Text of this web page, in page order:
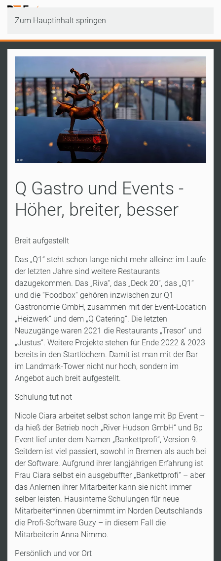
Zum Hauptinhalt springen
Q Gastro und Events -
Höher, breiter, besser
Breit aufgestellt
Das „Q1“ steht schon lange nicht mehr alleine: im Laufe
der letzten Jahre sind weitere Restaurants
dazugekommen. Das „Riva“, das „Deck 20“, das „Q1“
und die “Foodbox“ gehören inzwischen zur Q1
Gastronomie GmbH, zusammen mit der Event-Location
„Heizwerk“ und dem „Q Catering“. Die letzten
Neuzugänge waren 2021 die Restaurants „Tresor“ und
„Justus“. Weitere Projekte stehen für Ende 2022 & 2023
bereits in den Startlöchern. Damit ist man mit der Bar
im Landmark-Tower nicht nur hoch, sondern im
Angebot auch breit aufgestellt.
Schulung tut not
Nicole Ciara arbeitet selbst schon lange mit Bp Event –
da hieß der Betrieb noch „River Hudson GmbH“ und Bp
Event lief unter dem Namen „Bankettprofi“, Version 9.
Seitdem ist viel passiert, sowohl in Bremen als auch bei
der Software. Aufgrund ihrer langjährigen Erfahrung ist
Frau Ciara selbst ein ausgebuffter „Bankettprofi“ – aber
das Anlernen ihrer Mitarbeiter kann sie nicht immer
selber leisten. Hausinterne Schulungen für neue
Mitarbeiter*innen übernimmt im Norden Deutschlands
die Profi-Software Guzy – in diesem Fall die
Mitarbeiterin Anna Nimmo.
Persönlich und vor Ort